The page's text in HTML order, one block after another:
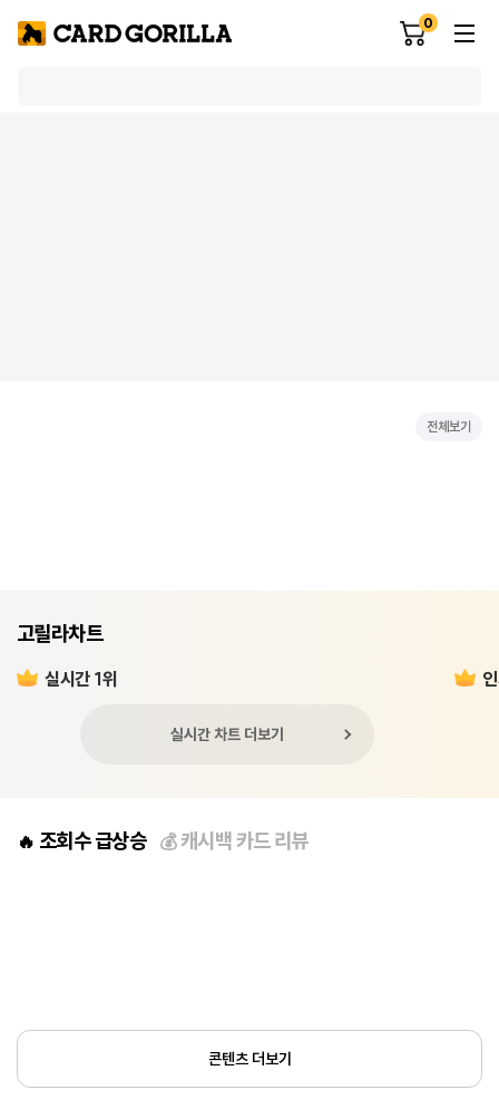
0
전체보기
고릴라차트
실시간 1위
실시간 차트 더보기
🔥 조회수 급상승 💰캐시백 카드 리뷰
콘텐츠 더보기